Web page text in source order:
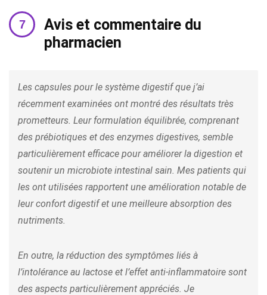
Avis et commentaire du
pharmacien
Les capsules pour le système digestif que j’ai
récemment examinées ont montré des résultats très
prometteurs. Leur formulation équilibrée, comprenant
des prébiotiques et des enzymes digestives, semble
particulièrement efficace pour améliorer la digestion et
soutenir un microbiote intestinal sain. Mes patients qui
les ont utilisées rapportent une amélioration notable de
leur confort digestif et une meilleure absorption des
nutriments.
En outre, la réduction des symptômes liés à
l’intolérance au lactose et l’effet anti-inflammatoire sont
des aspects particulièrement appréciés. Je